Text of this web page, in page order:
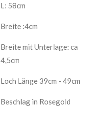
L: 58cm
Breite :4cm
Breite mit Unterlage: ca
4,5cm
Loch Länge 39cm - 49cm
Beschlag in Rosegold